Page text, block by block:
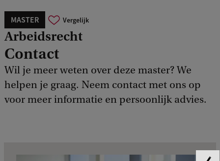
MASTER Vergelijk
Arbeidsrecht
Contact
Wil je meer weten over deze master? We
helpen je graag. Neem contact met ons op
voor meer informatie en persoonlijk advies.